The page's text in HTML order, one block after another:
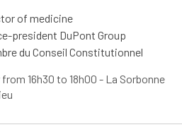
of medicine
president DuPont Group
du Conseil Constitutionnel
16h30 to 18h00 - La Sorbonne